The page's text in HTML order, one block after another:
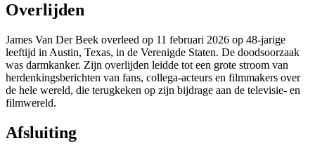
Overlijden
James Van Der Beek overleed op 11 februari 2026 op 48-jarige
leeftijd in Austin, Texas, in de Verenigde Staten. De doodsoorzaak
was darmkanker. Zijn overlijden leidde tot een grote stroom van
herdenkingsberichten van fans, collega-acteurs en filmmakers over
de hele wereld, die terugkeken op zijn bijdrage aan de televisie- en
filmwereld.
Afsluiting